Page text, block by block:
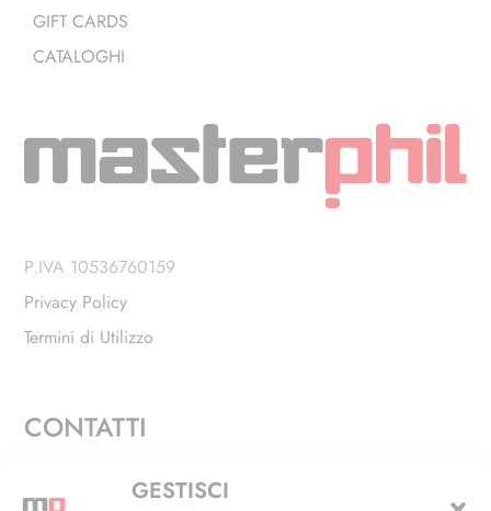
GESTISCI
GIFT CARDS
CATALOGHI
P.IVA 10536760159
Privacy Policy
Termini di Utilizzo
CONTATTI
Via Alfieri, 27 - Trezzano Sul Naviglio (MI)